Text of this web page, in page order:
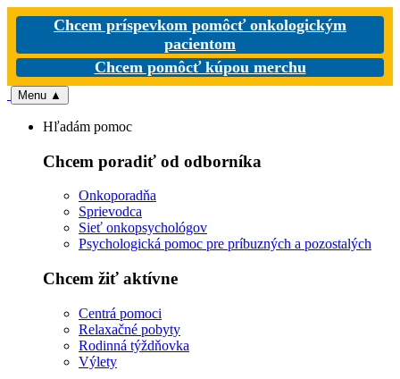
Chcem príspevkom pomôcť onkologickým
pacientom
Chcem pomôcť kúpou merchu
Menu ▲
Hľadám pomoc
Chcem poradiť od odborníka
Onkoporadňa
Sprievodca
Sieť onkopsychológov
Psychologická pomoc pre príbuzných a pozostalých
Chcem žiť aktívne
Centrá pomoci
Relaxačné pobyty
Rodinná týždňovka
Výlety